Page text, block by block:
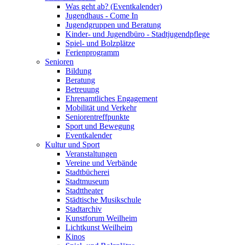
Was geht ab? (Eventkalender)
Jugendhaus - Come In
Jugendgruppen und Beratung
Kinder- und Jugendbüro - Stadtjugendpflege
Spiel- und Bolzplätze
Ferienprogramm
Senioren
Bildung
Beratung
Betreuung
Ehrenamtliches Engagement
Mobilität und Verkehr
Seniorentreffpunkte
Sport und Bewegung
Eventkalender
Kultur und Sport
Veranstaltungen
Vereine und Verbände
Stadtbücherei
Stadtmuseum
Stadttheater
Städtische Musikschule
Stadtarchiv
Kunstforum Weilheim
Lichtkunst Weilheim
Kinos